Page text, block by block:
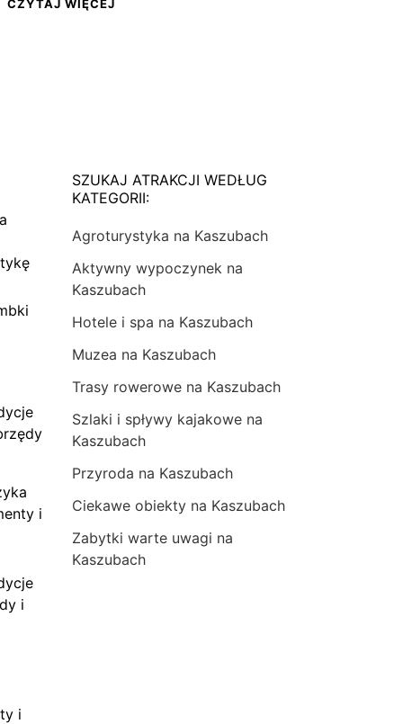
CZYTAJ WIĘCEJ
i
i
i
SZUKAJ ATRAKCJI WEDŁUG
KATEGORII:
Agroturystyka na Kaszubach
Aktywny wypoczynek na
Kaszubach
Hotele i spa na Kaszubach
Muzea na Kaszubach
Trasy rowerowe na Kaszubach
Szlaki i spływy kajakowe na
Kaszubach
Przyroda na Kaszubach
Ciekawe obiekty na Kaszubach
Zabytki warte uwagi na
Kaszubach